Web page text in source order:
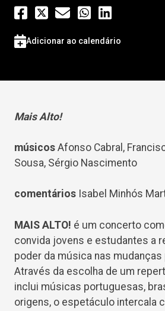
Adicionar ao calendário
Mais Alto!
músicos Afonso Cabral,
Sousa, Sérgio Nascimento
comentários Isabel Minhós
MAIS ALTO! é um concerto
convida jovens e estudantes a
poder da música nas
Através da escolha de um
inclui músicas portuguesas,
origens, o espetáculo intercala